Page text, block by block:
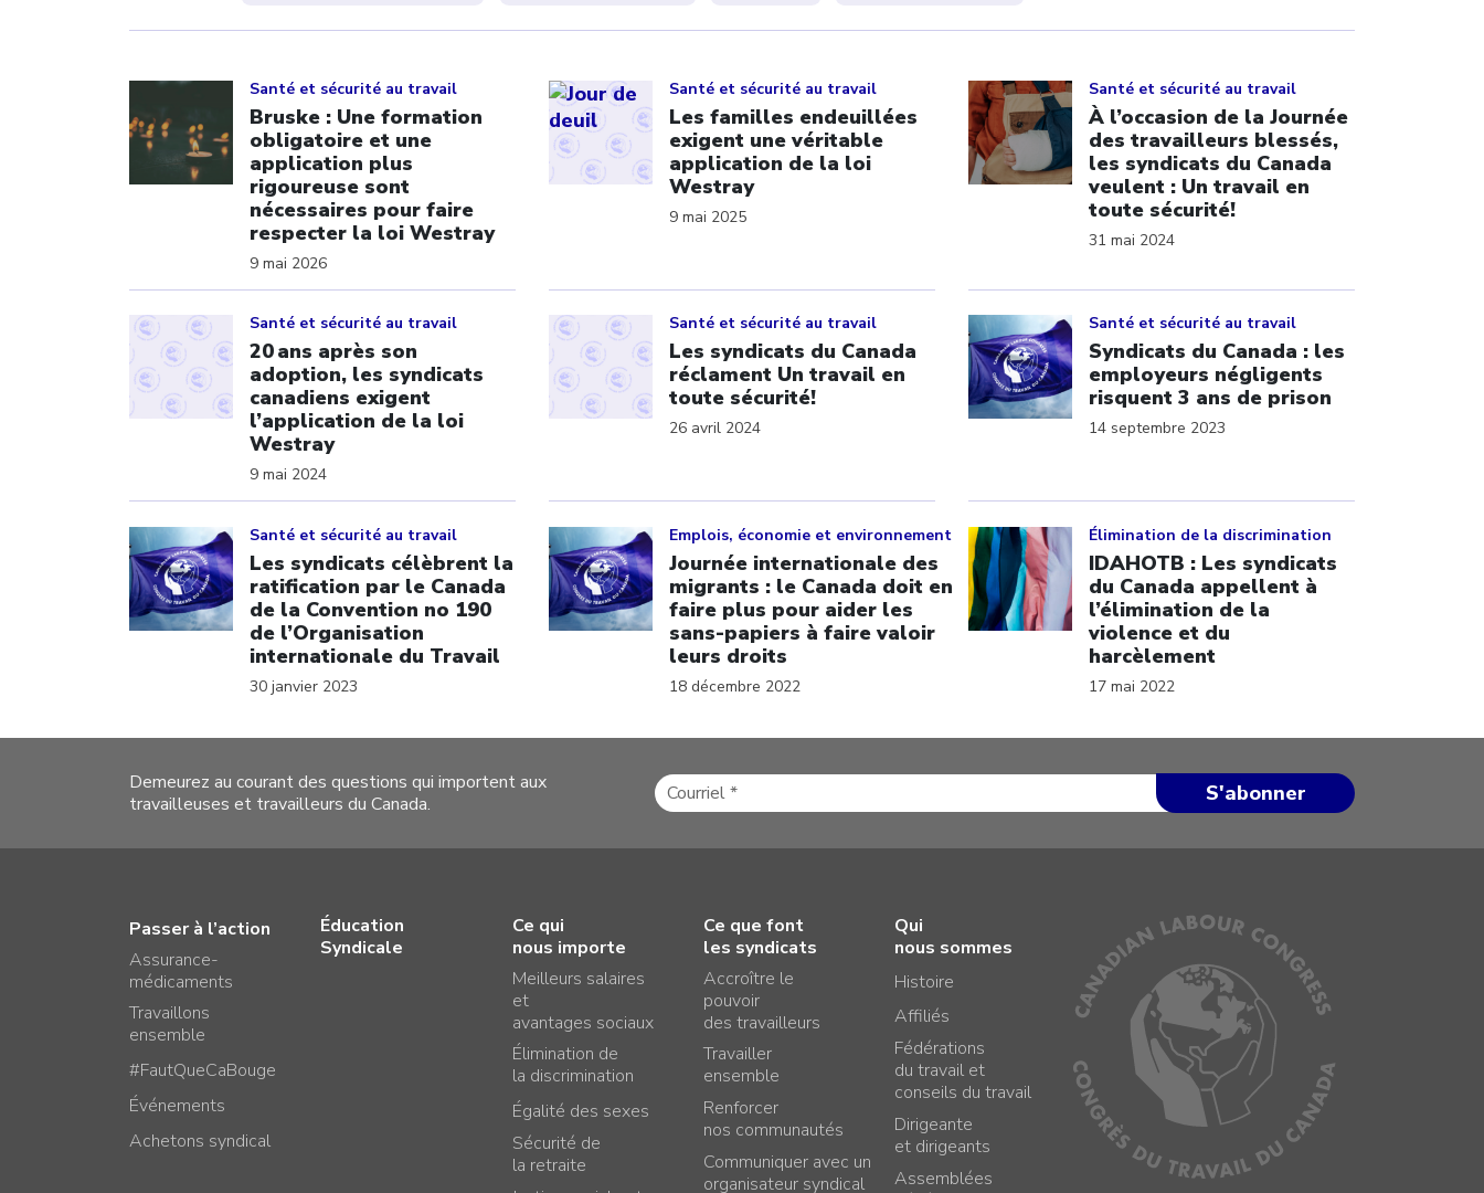
Santé et sécurité au travail
Bruske : Une formation
obligatoire et une
application plus
rigoureuse sont
nécessaires pour faire
respecter la loi Westray
9 mai 2026
Santé et sécurité au travail
Les familles endeuillées
exigent une véritable
application de la loi
Westray
9 mai 2025
Santé et sécurité au travail
À l’occasion de la Journée
des travailleurs blessés,
les syndicats du Canada
veulent : Un travail en
toute sécurité!
31 mai 2024
Santé et sécurité au travail
20 ans après son
adoption, les syndicats
canadiens exigent
l’application de la loi
Westray
9 mai 2024
Santé et sécurité au travail
Les syndicats du Canada
réclament Un travail en
toute sécurité!
26 avril 2024
Santé et sécurité au travail
Syndicats du Canada : les
employeurs négligents
risquent 3 ans de prison
14 septembre 2023
Santé et sécurité au travail
Les syndicats célèbrent la
ratification par le Canada
de la Convention no 190
de l’Organisation
internationale du Travail
30 janvier 2023
Emplois, économie et environnement
Journée internationale des
migrants : le Canada doit en
faire plus pour aider les
sans-papiers à faire valoir
leurs droits
18 décembre 2022
Élimination de la discrimination
IDAHOTB : Les syndicats
du Canada appellent à
l’élimination de la
violence et du
harcèlement
17 mai 2022
Demeurez au courant des questions qui importent aux
travailleuses et travailleurs du Canada.
Passer à l’action
Assurance-
médicaments
Travaillons
ensemble
#FautQueCaBouge
Événements
Achetons syndical
Éducation
Syndicale
Ce qui
nous importe
Meilleurs salaires
et
avantages sociaux
Élimination de
la discrimination
Égalité des sexes
Sécurité de
la retraite
Ce que font
les syndicats
Accroître le
pouvoir
des travailleurs
Travailler
ensemble
Renforcer
nos communautés
Communiquer avec un
organisateur syndical
Qui
nous sommes
Histoire
Affiliés
Fédérations
du travail et
conseils du travail
Dirigeante
et dirigeants
Assemblées